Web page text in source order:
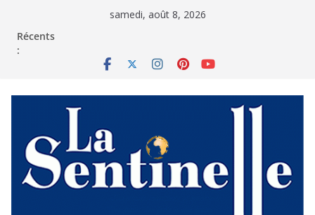
samedi, août 8, 2026
Récents
: